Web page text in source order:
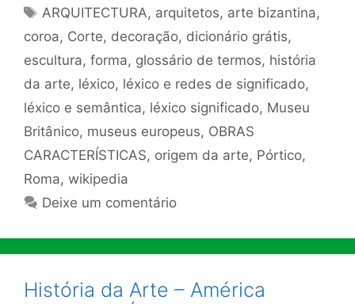
Tags
ARQUITECTURA, arquitetos, arte bizantina,
coroa, Corte, decoração, dicionário grátis,
escultura, forma, glossário de termos, história
da arte, léxico, léxico e redes de significado,
léxico e semântica, léxico significado, Museu
Britânico, museus europeus, OBRAS
CARACTERÍSTICAS, origem da arte, Pórtico,
Roma, wikipedia
Deixe um comentário
História da Arte – América